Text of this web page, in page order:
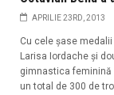
APRILIE 23RD, 2013
Cu cele șase
Larisa Iordache și
gimnastica feminină
un total de 300 de